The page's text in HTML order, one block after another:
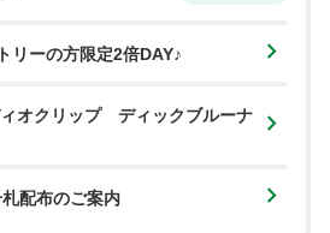
リーの方限定2倍DAY♪
オクリップ ディックブルーナ
配布のご案内